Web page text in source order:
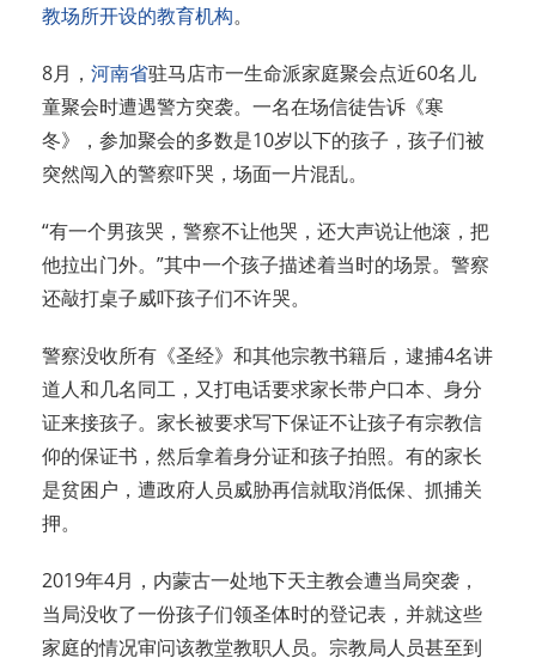
教场所开设的教育机构。
8月， 河南省驻马店市一生命派家庭聚会点近60名儿
童聚会时遭遇警方突袭。一名在场信徒告诉《寒
冬》，参加聚会的多数是10岁以下的孩子，孩子们被
突然闯入的警察吓哭，场面一片混乱。
“有一个男孩哭，警察不让他哭，还大声说让他滚，把
他拉出门外。”其中一个孩子描述着当时的场景。警察
还敲打桌子威吓孩子们不许哭。
警察没收所有《圣经》和其他宗教书籍后，逮捕4名讲
道人和几名同工，又打电话要求家长带户口本、身分
证来接孩子。家长被要求写下保证不让孩子有宗教信
仰的保证书，然后拿着身分证和孩子拍照。有的家长
是贫困户，遭政府人员威胁再信就取消低保、抓捕关
押。
2019年4月，内蒙古一处地下天主教会遭当局突袭，
当局没收了一份孩子们领圣体时的登记表，并就这些
家庭的情况审问该教堂教职人员。宗教局人员甚至到